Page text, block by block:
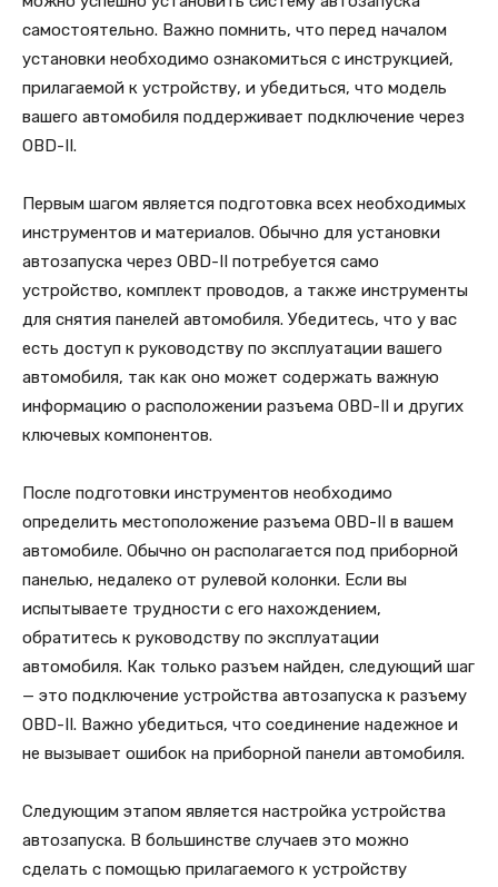
самостоятельно. Важно помнить, что перед началом
установки необходимо ознакомиться с инструкцией,
прилагаемой к устройству, и убедиться, что модель
вашего автомобиля поддерживает подключение через
OBD-II.
Первым шагом является подготовка всех необходимых
инструментов и материалов. Обычно для установки
автозапуска через OBD-II потребуется само
устройство, комплект проводов, а также инструменты
для снятия панелей автомобиля. Убедитесь, что у вас
есть доступ к руководству по эксплуатации вашего
автомобиля, так как оно может содержать важную
информацию о расположении разъема OBD-II и других
ключевых компонентов.
После подготовки инструментов необходимо
определить местоположение разъема OBD-II в вашем
автомобиле. Обычно он располагается под приборной
панелью, недалеко от рулевой колонки. Если вы
испытываете трудности с его нахождением,
обратитесь к руководству по эксплуатации
автомобиля. Как только разъем найден, следующий шаг
— это подключение устройства автозапуска к разъему
OBD-II. Важно убедиться, что соединение надежное и
не вызывает ошибок на приборной панели автомобиля.
Следующим этапом является настройка устройства
автозапуска. В большинстве случаев это можно
сделать с помощью прилагаемого к устройству